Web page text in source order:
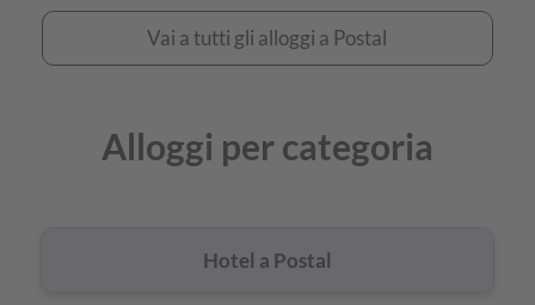
Vai
a
Vai a tutti gli alloggi a Postal
Alloggi per categoria
Hotel a Postal